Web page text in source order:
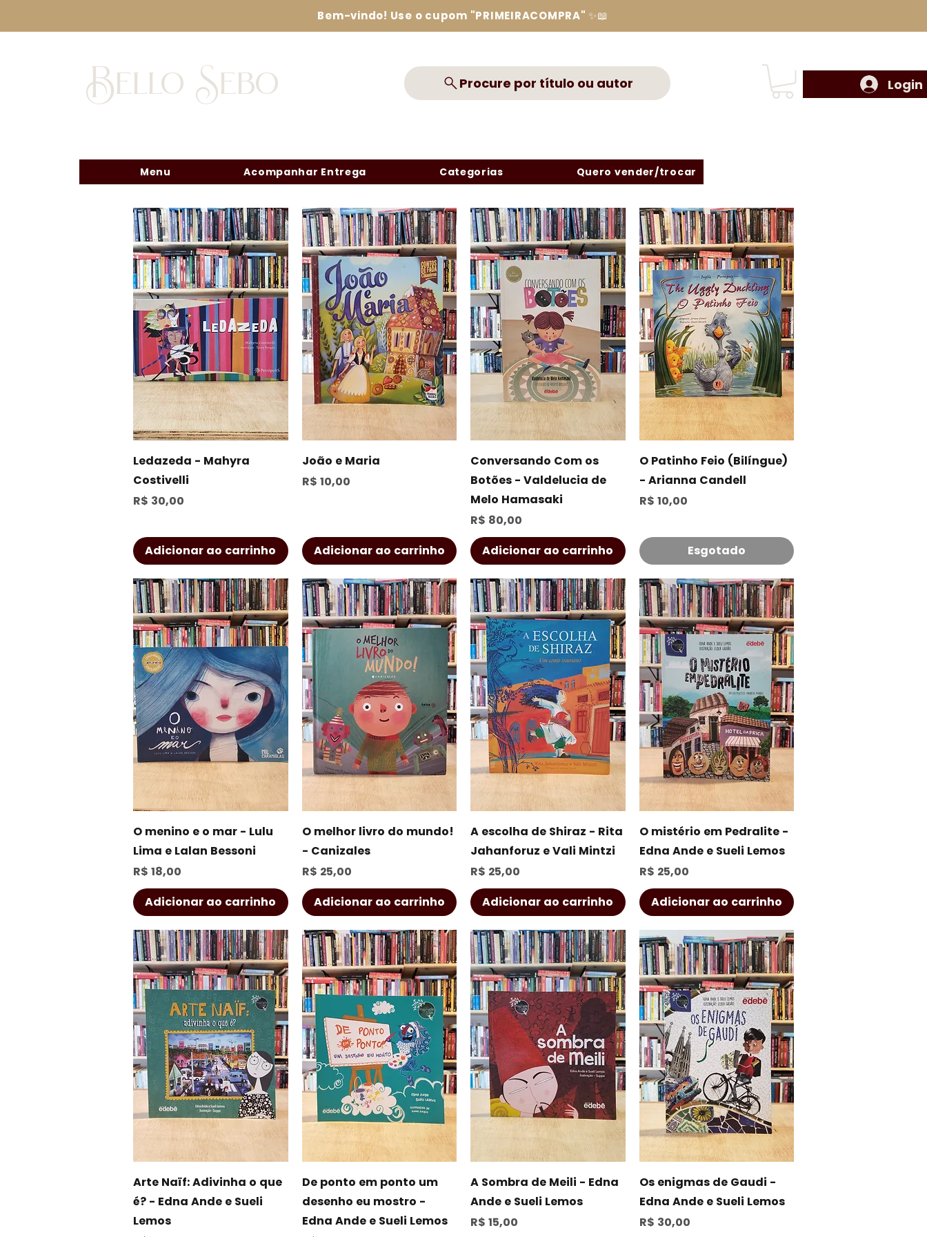
Bem-vindo! Use o cupom "PRIMEIRACOMPRA" ✨📖
Bello Sebo Procure por título ou autor
Menu Acompanhar Entrega Categorias Quero vender/trocar
Login
Visualização rápida
Ledazeda - Mahyra
Costivelli
Preço
R$ 30,00
Adicionar ao carrinho
Visualização rápida
João e Maria
Preço
R$ 10,00
Adicionar ao carrinho
Visualização rápida
Conversando Com os
Botões - Valdelucia de
Melo Hamasaki
Preço
R$ 80,00
Adicionar ao carrinho
Visualização rápida
O Patinho Feio (Bilíngue)
- Arianna Candell
Preço
R$ 10,00
Esgotado
Visualização rápida
O menino e o mar - Lulu
Lima e Lalan Bessoni
Preço
R$ 18,00
Adicionar ao carrinho
Visualização rápida
O melhor livro do mundo!
- Canizales
Preço
R$ 25,00
Adicionar ao carrinho
Visualização rápida
A escolha de Shiraz - Rita
Jahanforuz e Vali Mintzi
Preço
R$ 25,00
Adicionar ao carrinho
Visualização rápida
O mistério em Pedralite -
Edna Ande e Sueli Lemos
Preço
R$ 25,00
Adicionar ao carrinho
Visualização rápida
Arte Naïf: Adivinha o que
é? - Edna Ande e Sueli
Lemos
Visualização rápida
De ponto em ponto um
desenho eu mostro -
Edna Ande e Sueli Lemos
Visualização rápida
A Sombra de Meili - Edna
Ande e Sueli Lemos
Preço
R$ 15,00
Visualização rápida
Os enigmas de Gaudi -
Edna Ande e Sueli Lemos
Preço
R$ 30,00